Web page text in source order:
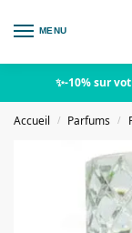
MENU
✨-10% sur
Accueil / Parfums /